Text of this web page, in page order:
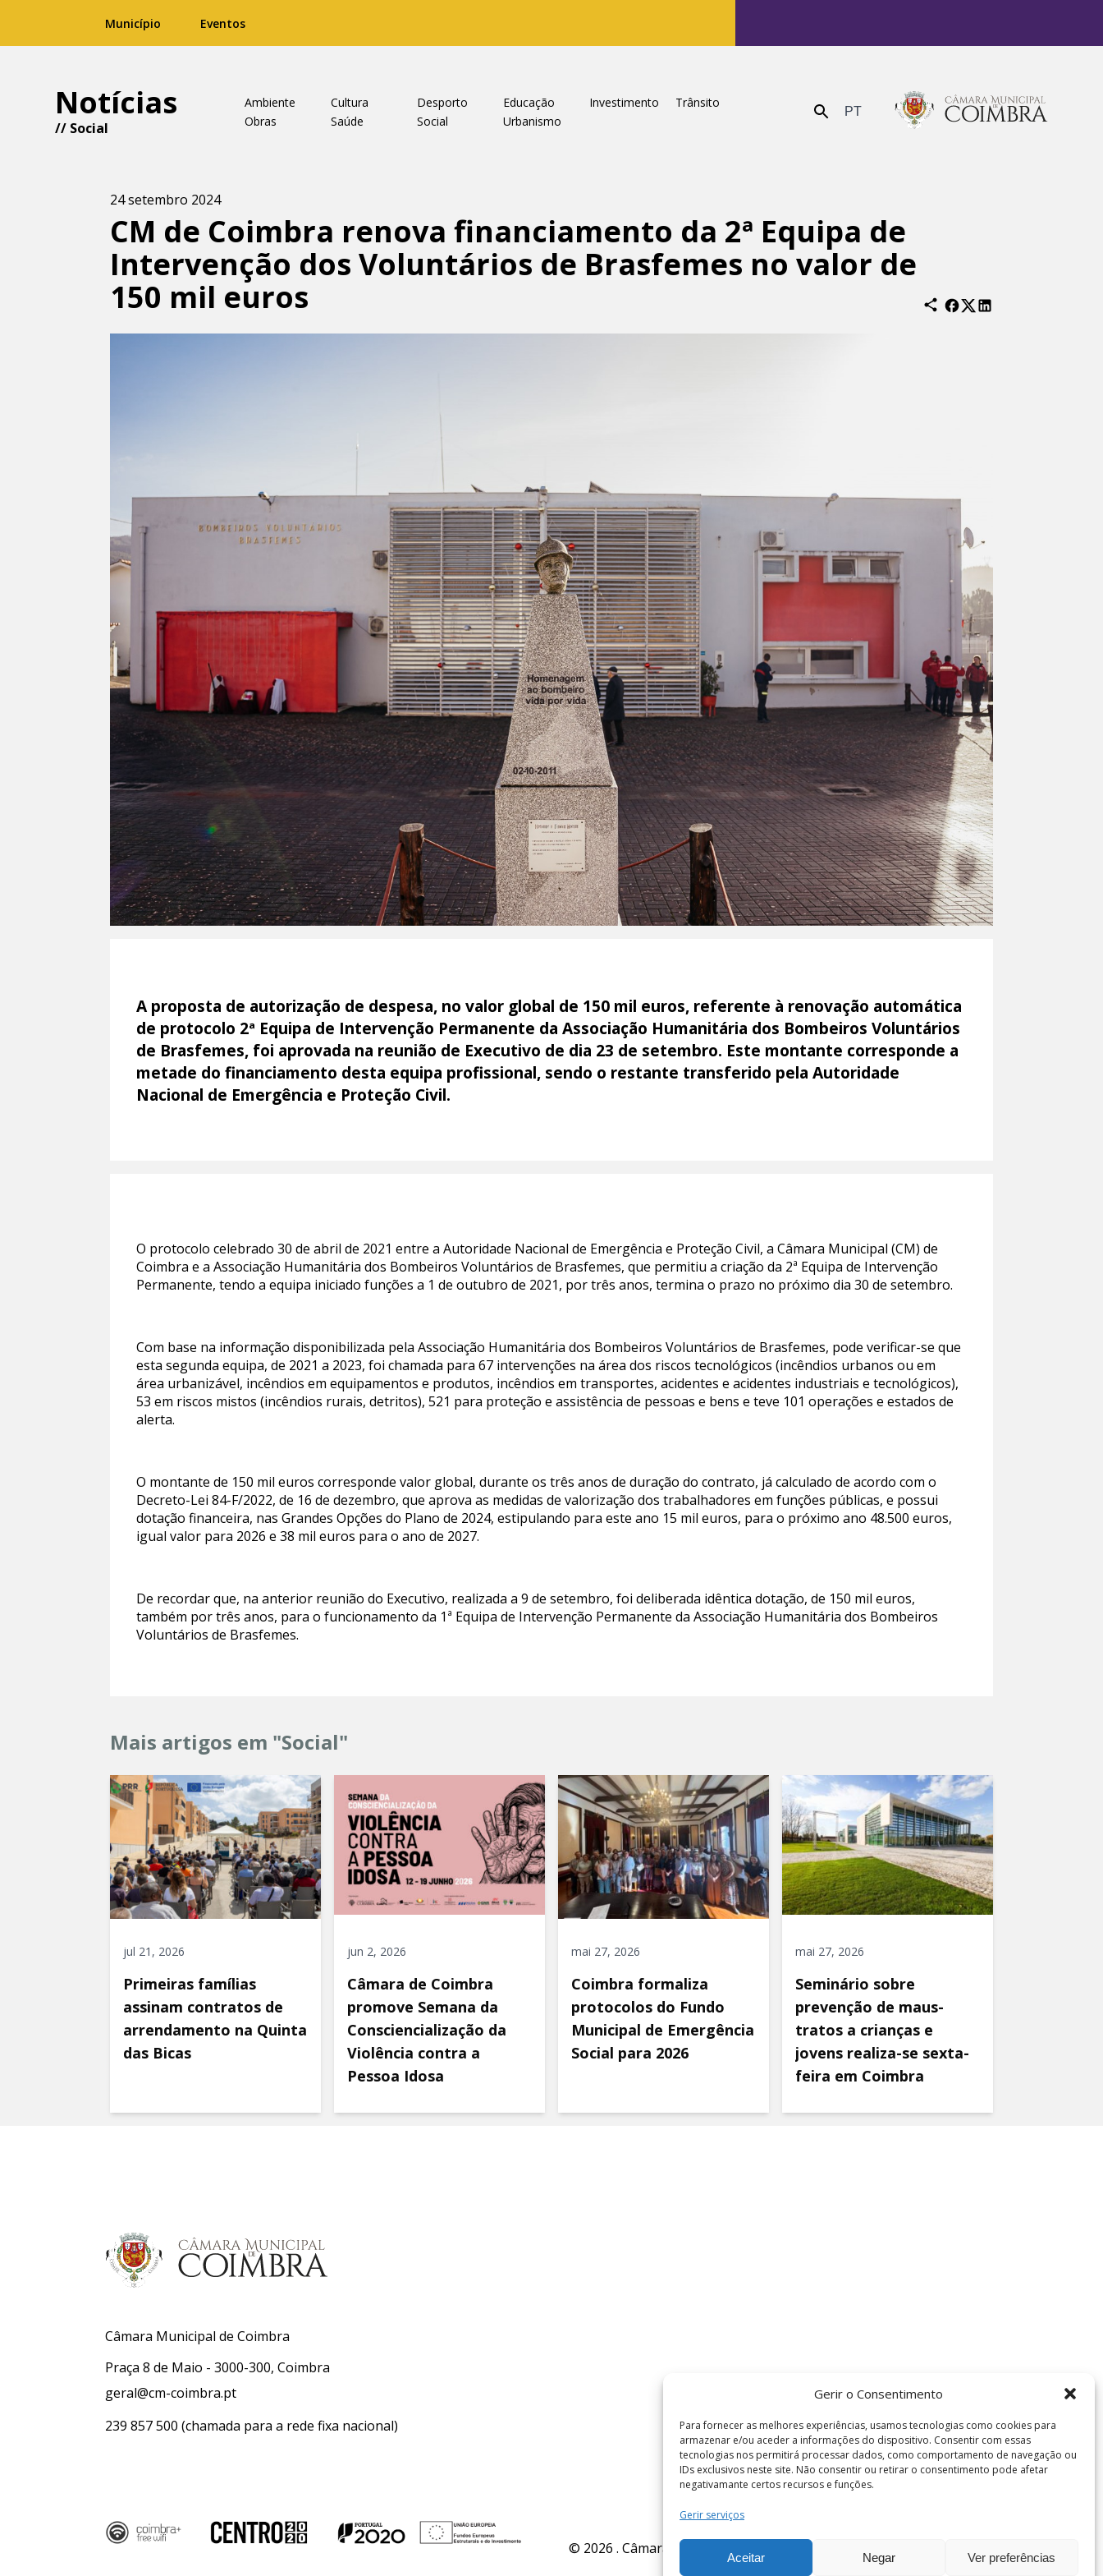
Gerir o Consentimento
Para fornecer as melhores experiências, usamos tecnologias como cookies para
armazenar e/ou aceder a informações do dispositivo. Consentir com essas
tecnologias nos permitirá processar dados, como comportamento de navegação ou
IDs exclusivos neste site. Não consentir ou retirar o consentimento pode afetar
negativamante certos recursos e funções.
Gerir serviços
Aceitar Negar Ver preferências
Município Eventos
Notícias
// Social
Ambiente Cultura Desporto Educação Investimento
Trânsito
Obras
Saúde Social Urbanismo Enviar PT
24 setembro 2024
CM de Coimbra renova financiamento da 2ª Equipa de
Intervenção dos Voluntários de Brasfemes no valor de
150 mil euros
A proposta de autorização de despesa, no valor global de 150 mil euros, referente à renovação automática
de protocolo 2ª Equipa de Intervenção Permanente da Associação Humanitária dos Bombeiros Voluntários
de Brasfemes, foi aprovada na reunião de Executivo de dia 23 de setembro. Este montante corresponde a
metade do financiamento desta equipa profissional, sendo o restante transferido pela Autoridade
Nacional de Emergência e Proteção Civil.
O protocolo celebrado 30 de abril de 2021 entre a Autoridade Nacional de Emergência e Proteção Civil, a Câmara Municipal (CM) de
Coimbra e a Associação Humanitária dos Bombeiros Voluntários de Brasfemes, que permitiu a criação da 2ª Equipa de Intervenção
Permanente, tendo a equipa iniciado funções a 1 de outubro de 2021, por três anos, termina o prazo no próximo dia 30 de setembro.
Com base na informação disponibilizada pela Associação Humanitária dos Bombeiros Voluntários de Brasfemes, pode verificar-se que
esta segunda equipa, de 2021 a 2023, foi chamada para 67 intervenções na área dos riscos tecnológicos (incêndios urbanos ou em
área urbanizável, incêndios em equipamentos e produtos, incêndios em transportes, acidentes e acidentes industriais e tecnológicos),
53 em riscos mistos (incêndios rurais, detritos), 521 para proteção e assistência de pessoas e bens e teve 101 operações e estados de
alerta.
O montante de 150 mil euros corresponde valor global, durante os três anos de duração do contrato, já calculado de acordo com o
Decreto-Lei 84-F/2022, de 16 de dezembro, que aprova as medidas de valorização dos trabalhadores em funções públicas, e possui
dotação financeira, nas Grandes Opções do Plano de 2024, estipulando para este ano 15 mil euros, para o próximo ano 48.500 euros,
igual valor para 2026 e 38 mil euros para o ano de 2027.
De recordar que, na anterior reunião do Executivo, realizada a 9 de setembro, foi deliberada idêntica dotação, de 150 mil euros,
também por três anos, para o funcionamento da 1ª Equipa de Intervenção Permanente da Associação Humanitária dos Bombeiros
Voluntários de Brasfemes.
Mais artigos em "Social"
jul 21, 2026
Primeiras famílias
assinam contratos de
arrendamento na Quinta
das Bicas
jun 2, 2026
Câmara de Coimbra
promove Semana da
Consciencialização da
Violência contra a
Pessoa Idosa
mai 27, 2026
Coimbra formaliza
protocolos do Fundo
Municipal de Emergência
Social para 2026
mai 27, 2026
Seminário sobre
prevenção de maus-
tratos a crianças e
jovens realiza-se sexta-
feira em Coimbra
Câmara Municipal de Coimbra
Praça 8 de Maio - 3000-300, Coimbra
geral@cm-coimbra.pt
239 857 500 (chamada para a rede fixa nacional)
© 2026 . Câmara Municipal de Coimbra . Todos os direitos reservados.